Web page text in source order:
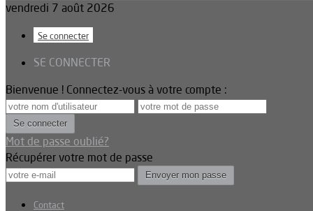
vendredi 7 août 2026
Se connecter
SE CONNECTER
Bienvenue ! Connectez-vous à votre compte :
Mot de passe oublié?
Récupérer votre mot de passe
Contact